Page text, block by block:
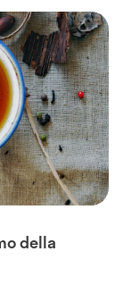
della